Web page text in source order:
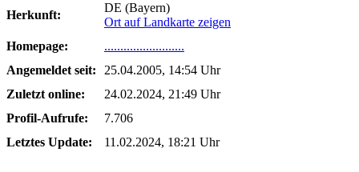
Herkunft:
DE (Bayern)
Ort auf Landkarte zeigen
Homepage:
.........................
Angemeldet seit:
25.04.2005, 14:54 Uhr
Zuletzt online:
24.02.2024, 21:49 Uhr
Profil-Aufrufe:
7.706
Letztes Update:
11.02.2024, 18:21 Uhr